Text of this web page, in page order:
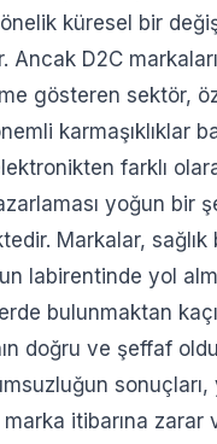
küresel bir
Ancak D2C
gösteren sektör,
karmaşıklıklar
farklı
yoğun bir
Markalar, sağlık
labirentinde yol
bulunmaktan
doğru ve şeffaf
marka itibarına zarar